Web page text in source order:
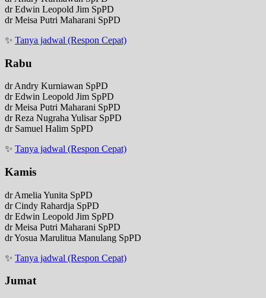
dr Edwin Leopold Jim SpPD
dr Meisa Putri Maharani SpPD
✨ Tanya jadwal (Respon Cepat)
Rabu
dr Andry Kurniawan SpPD
dr Edwin Leopold Jim SpPD
dr Meisa Putri Maharani SpPD
dr Reza Nugraha Yulisar SpPD
dr Samuel Halim SpPD
✨ Tanya jadwal (Respon Cepat)
Kamis
dr Amelia Yunita SpPD
dr Cindy Rahardja SpPD
dr Edwin Leopold Jim SpPD
dr Meisa Putri Maharani SpPD
dr Yosua Marulitua Manulang SpPD
✨ Tanya jadwal (Respon Cepat)
Jumat